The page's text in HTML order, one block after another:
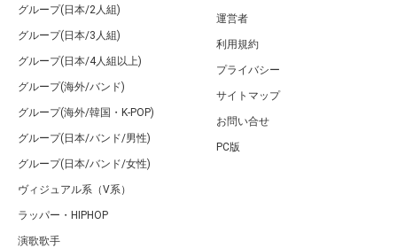
グループ(日本/2人組)
グループ(日本/3人組)
グループ(日本/4人組以上)
グループ(海外/バンド)
グループ(海外/韓国・K-POP)
グループ(日本/バンド/男性)
グループ(日本/バンド/女性)
ヴィジュアル系（V系）
ラッパー・HIPHOP
演歌歌手
運営者
利用規約
プライバシー
サイトマップ
お問い合せ
PC版